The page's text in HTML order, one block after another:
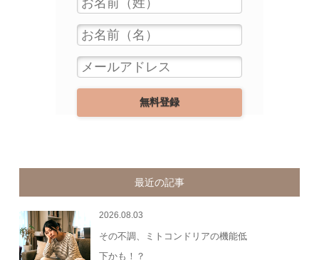
最近の記事
2026.08.03
その不調、ミトコンドリアの機能低
下かも！？